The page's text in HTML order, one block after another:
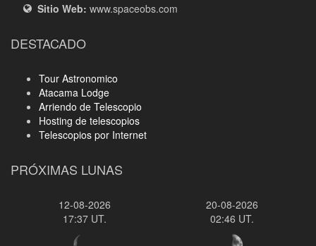
Sitio Web: www.spaceobs.com
DESTACADO
Tour Astronomico
Atacama Lodge
Arriendo de Telescopio
Hosting de telescopios
Telescopios por Internet
PRÓXIMAS LUNAS
12-08-2026
17:37 UT.
20-08-2026
02:46 UT.